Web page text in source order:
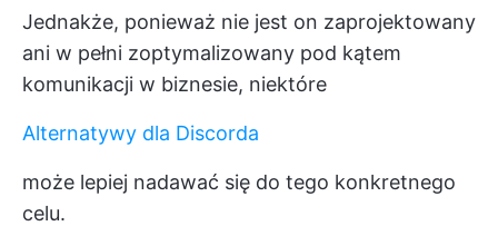
Jednakże, ponieważ nie jest on zaprojektowany
ani w pełni zoptymalizowany pod kątem
komunikacji w biznesie, niektóre
Alternatywy dla Discorda
może lepiej nadawać się do tego konkretnego
celu.